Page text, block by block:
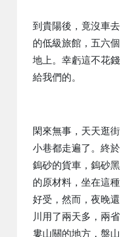
到貴陽後，竟沒車
的低級旅館，五六
地上。幸虧這不花
給我們的。
閑來無事，天天逛
小巷都走遍了。終
鎢砂的貨車，鎢砂
的原材料，坐在這
好受，然而，夜晚
川用了兩天多，兩
婁山關的地方，盤